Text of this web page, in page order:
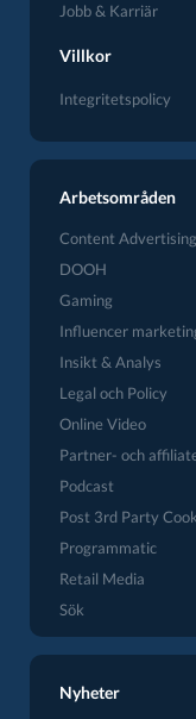
Jobb & Karriär
Villkor
Integritetspolicy
Arbetsområden
Content Advertising
DOOH
Gaming
Influencer
Insikt & Analys
Legal och Policy
Online Video
Partner- och
Podcast
Post 3rd Party
Programmatic
Retail Media
Sök
Nyheter